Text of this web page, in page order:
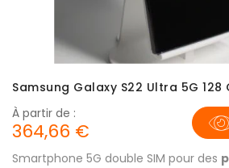
Samsung Galaxy S22 Ultra 5G
Smartphone 5G double SIM pour des
À partir de :
364,66 €